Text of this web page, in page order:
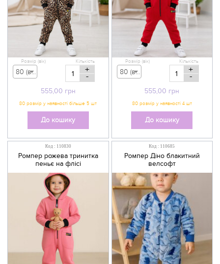
555,00 грн
Розмір (вік)
80 (вік 9-12 міс) - 555,00 грн
Кількість
+
-
До кошику
555,00 грн
Розмір (вік)
80 (вік 9-12 міс) - 555,00 грн
Кількість
+
-
До кошику
Код : 110830
Ромпер рожева тринитка
пеньє на флісі
Код : 110685
Ромпер Діно блакитний
велсофт